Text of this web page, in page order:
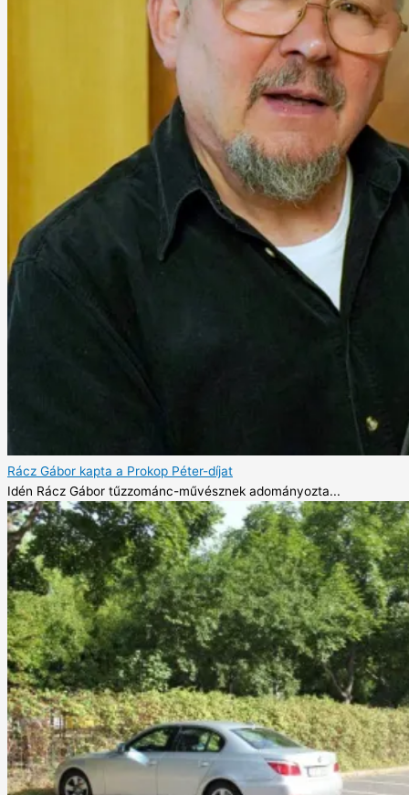
Rácz Gábor kapta a Prokop Péter-díjat
Idén Rácz Gábor tűzzománc-művésznek adományozta...